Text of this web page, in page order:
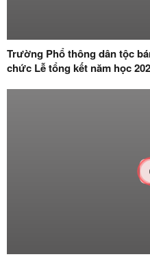
Trường Phổ thông dân tộc
chức Lễ tổng kết năm học